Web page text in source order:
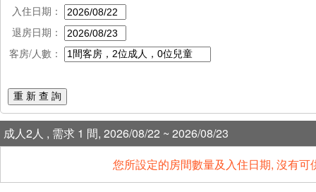
入住日期：
退房日期：
客房/人數：
重 新 查 詢
成人2人 , 需求 1 間, 2026/08/22 ~ 2026/08/23
您所設定的房間數量及入住日期, 沒有